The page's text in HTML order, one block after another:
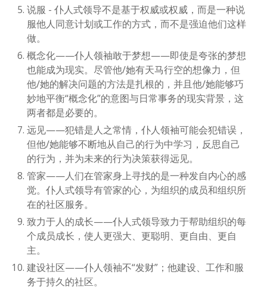
说服 - 仆人式领导不是基于权威或权威，而是一种说
服他人同意计划或工作的方式，而不是强迫他们这样
做。
概念化——仆人领袖敢于梦想——即使是夸张的梦想
也能成为现实。尽管他/她有天马行空的想像力，但
他/她的解决问题的方法是扎根的，并且他/她能够巧
妙地平衡“概念化”的意图与日常事务的现实背景，这
两者都是必要的。
远见——犯错是人之常情，仆人领袖可能会犯错误，
但他/她能够不断地从自己的行为中学习，反思自己
的行为，并为未来的行为决策获得远见。
管家——人们在管家身上寻找的是一种发自内心的感
觉。仆人式领导有管家的心，为组织的成员和组织所
在的社区服务。
致力于人的成长——仆人式领导致力于帮助组织的每
个成员成长，使人更强大、更聪明、更自由、更自
主。
建设社区——仆人领袖不“发财”；他建设、工作和服
务于持久的社区。